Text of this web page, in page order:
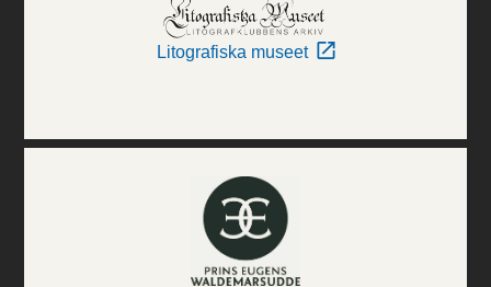
Litografiska museet